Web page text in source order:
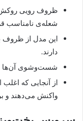
ظروف رویی روکش
شعله‌ی نامناسب
این مدل از ظروف
دارند.
شست‌وشوی
از آنجایی که
واکنش می‌دهند و